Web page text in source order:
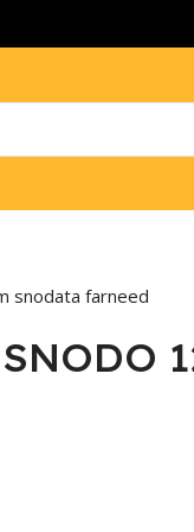
snodata farneed